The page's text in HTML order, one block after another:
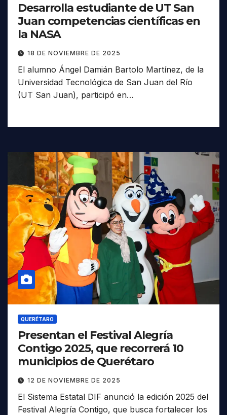
Desarrolla estudiante de UT San
Juan competencias científicas en
la NASA
18 DE NOVIEMBRE DE 2025
El alumno Ángel Damián Bartolo Martínez, de la
Universidad Tecnológica de San Juan del Río
(UT San Juan), participó en…
QUERÉTARO
Presentan el Festival Alegría
Contigo 2025, que recorrerá 10
municipios de Querétaro
12 DE NOVIEMBRE DE 2025
El Sistema Estatal DIF anunció la edición 2025 del
Festival Alegría Contigo, que busca fortalecer los